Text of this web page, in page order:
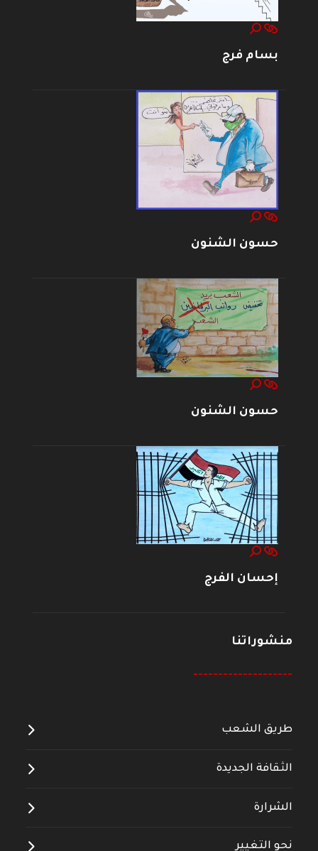
بسام فرج
حسون الشنون
حسون الشنون
إحسان الفرج
منشوراتنا
--------------------
طريق الشعب
الثقافة الجديدة
الشرارة
نحو التغيير